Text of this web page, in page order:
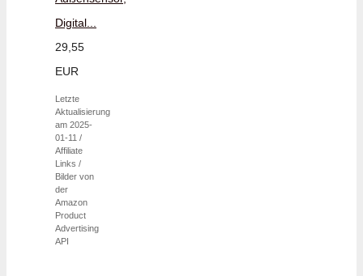
Digital...
29,55
EUR
Letzte
Aktualisierung
am 2025-
01-11 /
Affiliate
Links /
Bilder von
der
Amazon
Product
Advertising
API